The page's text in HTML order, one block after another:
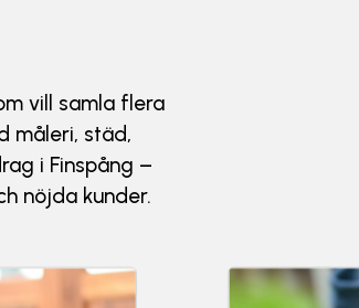
vill samla flera
måleri, städ,
i Finspång –
nöjda kunder.